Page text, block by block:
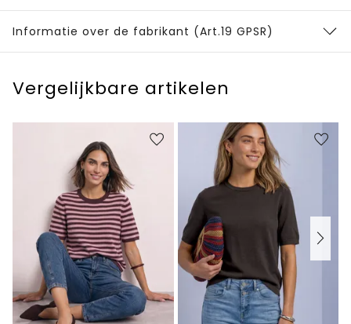
Informatie over de fabrikant (Art.19 GPSR)
Vergelijkbare artikelen